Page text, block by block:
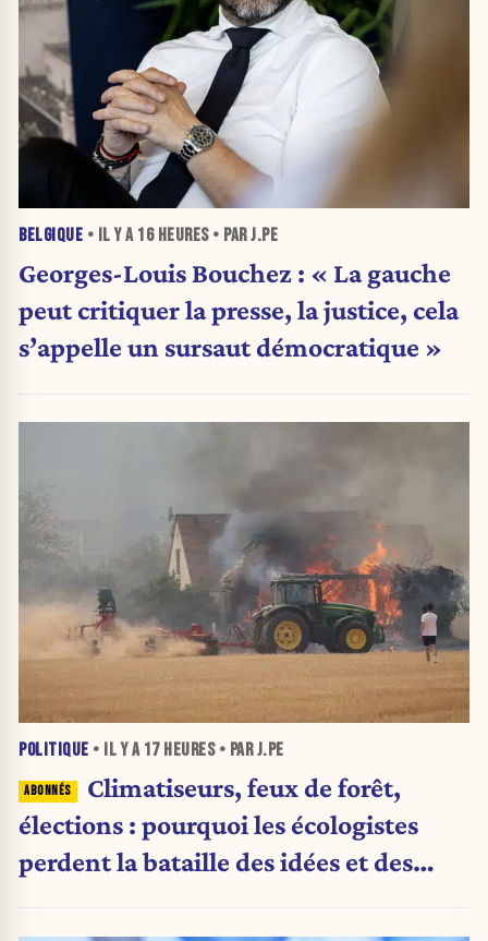
BELGIQUE • IL Y A 16 HEURES• PAR J.PE
Georges-Louis Bouchez : « La gauche
peut critiquer la presse, la justice, cela
s’appelle un sursaut démocratique »
POLITIQUE • IL Y A 17 HEURES• PAR J.PE
Climatiseurs, feux de forêt,
élections : pourquoi les écologistes
perdent la bataille des idées et des